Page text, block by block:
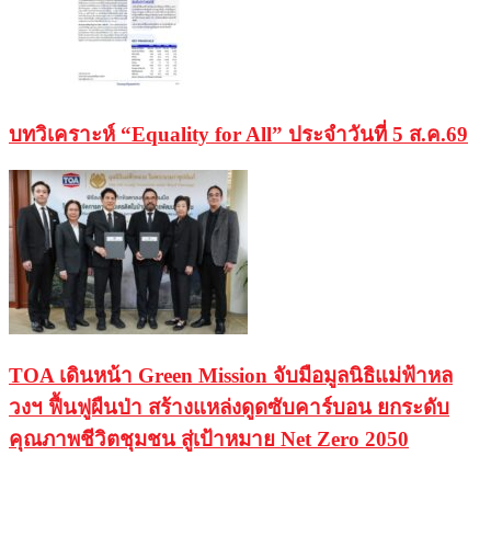
บทวิเคราะห์ “Equality for All” ประจำวันที่ 5 ส.ค.69
TOA เดินหน้า Green Mission จับมือมูลนิธิแม่ฟ้าหล
วงฯ ฟื้นฟูผืนป่า สร้างแหล่งดูดซับคาร์บอน ยกระดับ
คุณภาพชีวิตชุมชน สู่เป้าหมาย Net Zero 2050